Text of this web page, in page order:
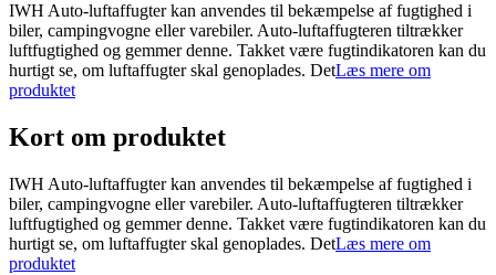
IWH Auto-luftaffugter kan anvendes til bekæmpelse af fugtighed i
biler, campingvogne eller varebiler. Auto-luftaffugteren tiltrækker
luftfugtighed og gemmer denne. Takket være fugtindikatoren kan du
hurtigt se, om luftaffugter skal genoplades. DetLæs mere om
produktet
Kort om produktet
IWH Auto-luftaffugter kan anvendes til bekæmpelse af fugtighed i
biler, campingvogne eller varebiler. Auto-luftaffugteren tiltrækker
luftfugtighed og gemmer denne. Takket være fugtindikatoren kan du
hurtigt se, om luftaffugter skal genoplades. DetLæs mere om
produktet